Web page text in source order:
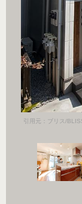
引用元：ブリス/